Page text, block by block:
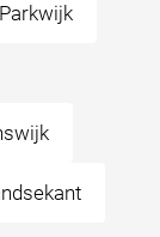
Parkwijk